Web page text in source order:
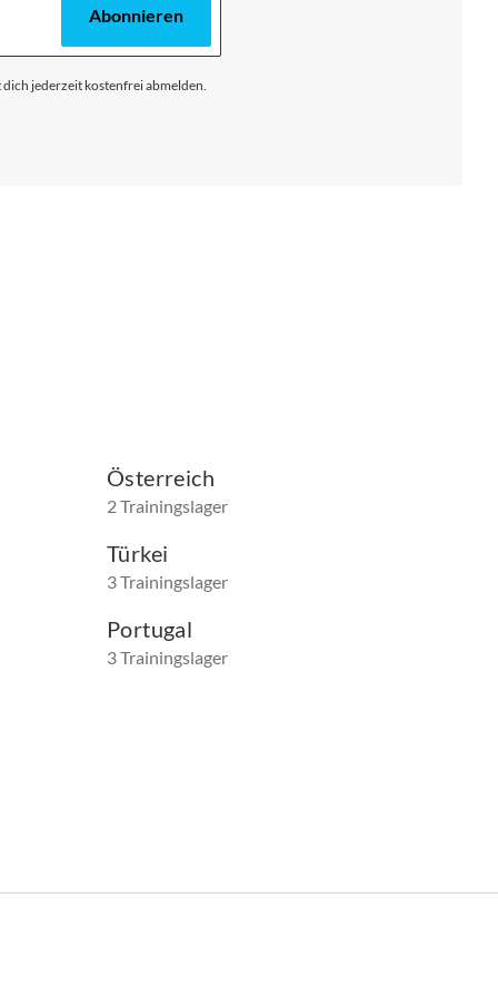
Abonnieren
dich jederzeit kostenfrei abmelden.
Österreich
2 Trainingslager
Türkei
3 Trainingslager
Portugal
3 Trainingslager